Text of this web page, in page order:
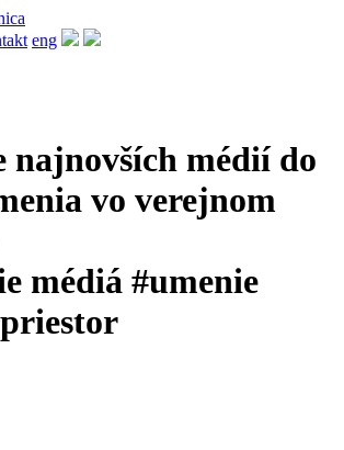
eng
najnovších médií do
vo verejnom
médiá #umenie